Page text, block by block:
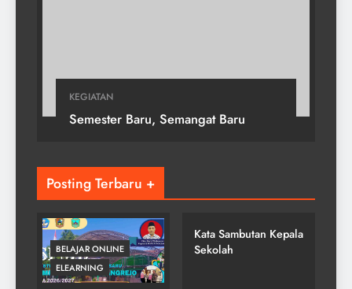
KEGIATAN
Semester Baru, Semangat Baru
Posting Terbaru +
BELAJAR ONLINE
ELEARNING
GONDANGREJO
Kata Sambutan Kepala
Sekolah